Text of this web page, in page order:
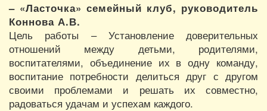
– «Ласточка» семейный клуб, руководитель
Коннова А.В.
Цель работы – Установление доверительных
отношений между детьми, родителями,
воспитателями, объединение их в одну команду,
воспитание потребности делиться друг с другом
своими проблемами и решать их совместно,
радоваться удачам и успехам каждого.